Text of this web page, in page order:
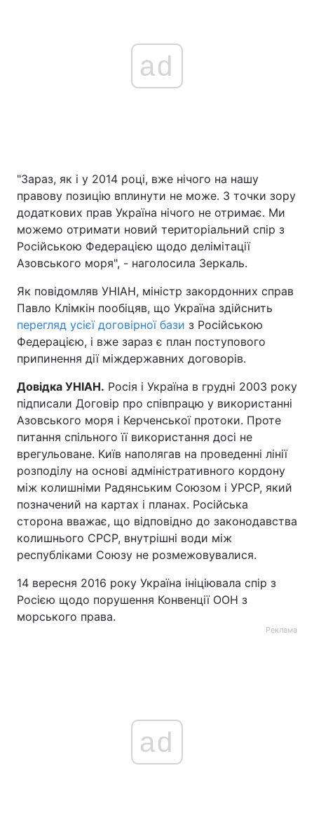
ad
"Зараз, як і у 2014 році, вже нічого на нашу
правову позицію вплинути не може. З точки зору
додаткових прав Україна нічого не отримає. Ми
можемо отримати новий територіальний спір з
Російською Федерацією щодо делімітації
Азовського моря", - наголосила Зеркаль.
Як повідомляв УНІАН, міністр закордонних справ
Павло Клімкін пообіцяв, що Україна здійснить
перегляд усієї договірної бази з Російською
Федерацією, і вже зараз є план поступового
припинення дії міждержавних договорів.
Довідка УНІАН. Росія і Україна в грудні 2003 року
підписали Договір про співпрацю у використанні
Азовського моря і Керченської протоки. Проте
питання спільного її використання досі не
врегульоване. Київ наполягав на проведенні лінії
розподілу на основі адміністративного кордону
між колишніми Радянським Союзом і УРСР, який
позначений на картах і планах. Російська
сторона вважає, що відповідно до законодавства
колишнього СРСР, внутрішні води між
республіками Союзу не розмежовувалися.
14 вересня 2016 року Україна ініціювала спір з
Росією щодо порушення Конвенції ООН з
морського права.
Реклама
ad